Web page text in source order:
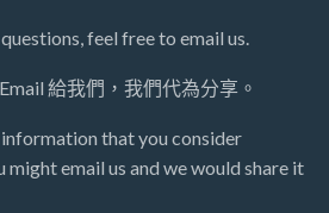
feel free to email us.
給我們，我們代為分享。
that you consider
email us and we would share it